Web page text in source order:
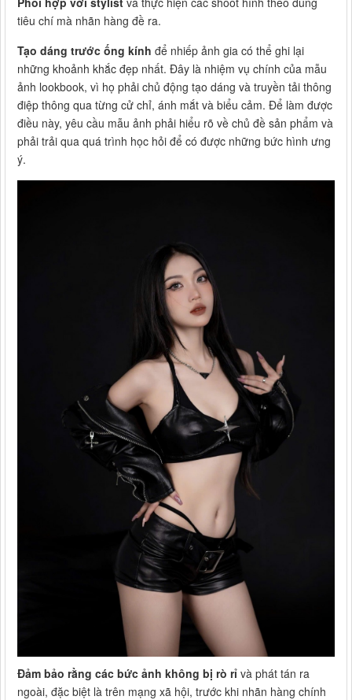
tiêu chí mà nhãn hàng đề ra.
Tạo dáng trước ống kính để nhiếp ảnh gia có thể ghi lại
những khoảnh khắc đẹp nhất. Đây là nhiệm vụ chính của mẫu
ảnh lookbook, vì họ phải chủ động tạo dáng và truyền tải thông
điệp thông qua từng cử chỉ, ánh mắt và biểu cảm. Để làm được
điều này, yêu cầu mẫu ảnh phải hiểu rõ về chủ đề sản phẩm và
phải trải qua quá trình học hỏi để có được những bức hình ưng
ý.
Đảm bảo rằng các bức ảnh không bị rò rỉ và phát tán ra
ngoài, đặc biệt là trên mạng xã hội, trước khi nhãn hàng chính